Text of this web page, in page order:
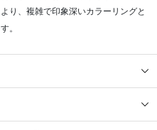
り、複雑で印象深いカラーリングと
。